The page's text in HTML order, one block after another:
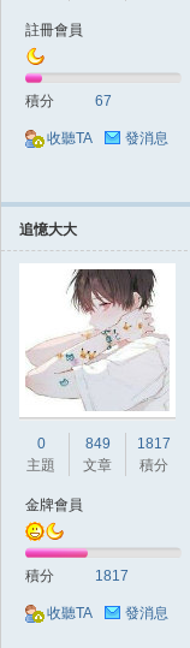
註冊會員
積分 67
收聽TA 發消息
追憶大大
0
主題
849
文章
1817
積分
金牌會員
積分 1817
收聽TA 發消息